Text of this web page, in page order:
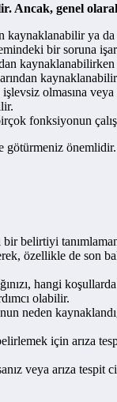
Ancak, genel
kaynaklanabilir ya
bir soruna
olmasına
fonksiyonun
götürmeniz önemlidir.
belirtiyi
özellikle de son
hangi
olabilir.
neden
için arıza
veya arıza